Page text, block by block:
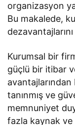
organizasyon
Bu makalede,
Kurumsal bir
güçlü bir itibar
tanınmış ve
memnuniyet
fazla kaynak ve